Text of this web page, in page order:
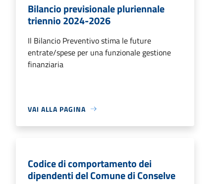
Bilancio previsionale pluriennale
triennio 2024-2026
Il Bilancio Preventivo stima le future
entrate/spese per una funzionale gestione
finanziaria
VAI ALLA PAGINA
Codice di comportamento dei
dipendenti del Comune di Conselve